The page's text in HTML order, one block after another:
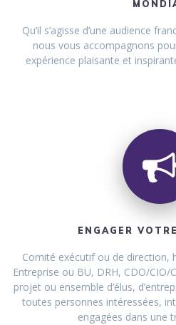
Qu’il s’agisse d’une audience
nous vous accompagnons
expérience plaisante et
ENGAGER
Comité exécutif ou de direction,
Entreprise ou BU, DRH, CDO/
projet ou ensemble d’élus,
toutes personnes intéressées,
engagées dans une